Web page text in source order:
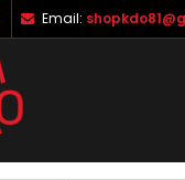
Email: